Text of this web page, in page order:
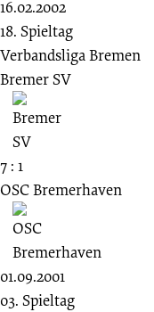
16.02.2002
18. Spieltag
Verbandsliga Bremen
Bremer SV
7 : 1
OSC Bremerhaven
01.09.2001
03. Spieltag